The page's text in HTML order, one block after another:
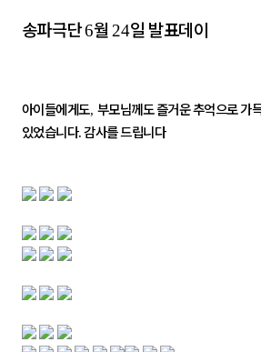
송파극단6월 24일 발표데이
아이들에게도, 부모님께도 즐거운 추억으로 가
있었습니다. 감사를 드립니다